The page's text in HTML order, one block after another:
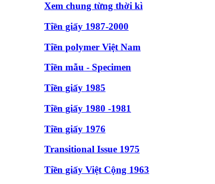
Xem chung từng thời kì
Tiền giấy 1987-2000
Tiền polymer Việt Nam
Tiền mẫu - Specimen
Tiền giấy 1985
Tiền giấy 1980 -1981
Tiền giấy 1976
Transitional Issue 1975
Tiền giấy Việt Cộng 1963